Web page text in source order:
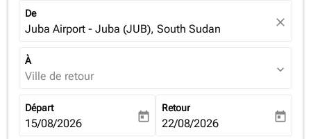
De
Juba Airport - Juba (JUB), South Sudan close
À
Ville de retour expand_more
Départ
fc-booking-departure-date-aria-label
15/08/2026 today
Retour
fc-booking-return-date-aria-
22/08/2026 today